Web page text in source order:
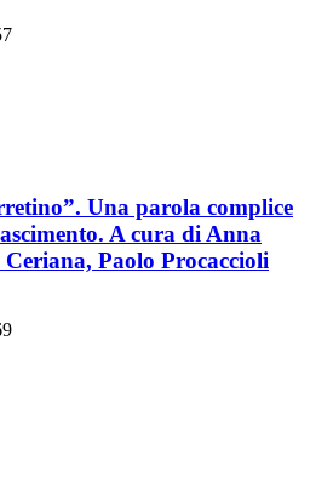
Una parola complice
A cura di Anna
Paolo Procaccioli